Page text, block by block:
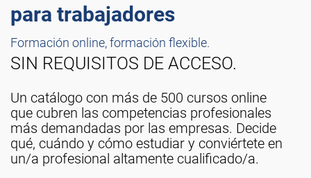
para trabajadores
Formación online, formación flexible.
SIN REQUISITOS DE ACCESO.
Un catálogo con más de 500 cursos online
que cubren las competencias profesionales
más demandadas por las empresas. Decide
qué, cuándo y cómo estudiar y conviértete en
un/a profesional altamente cualificado/a.